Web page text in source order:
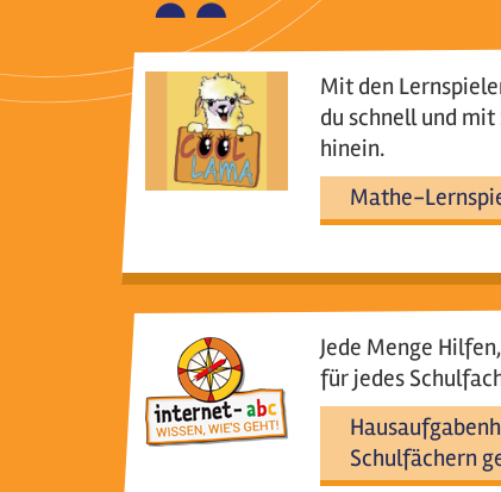
Mit den
du schnell und
hinein.
Mathe-
Jede Menge
für jedes
Schulfächern